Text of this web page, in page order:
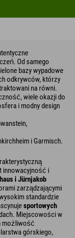
Od samego
bazy wypadowe
odkrywców, którzy
na równi.
wiele okazji do
i modny design
i Garmisch.
innowacyjność i
i Jürnjakob
zarządzającymi
standardzie
sportowych
Miejscowości w
możliwość
górskiego,